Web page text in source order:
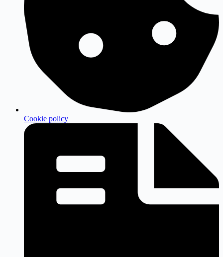
Cookie policy